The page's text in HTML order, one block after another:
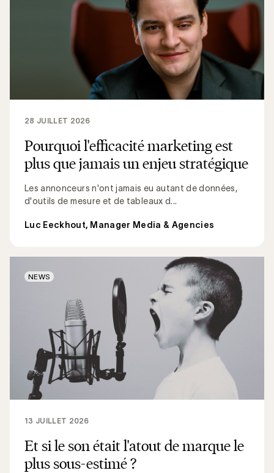
Pourquoi l'efficacité marketing est
plus que jamais un enjeu stratégique
Les annonceurs n'ont jamais eu autant de données,
d'outils de mesure et de tableaux d...
28 JUILLET 2026
Luc Eeckhout, Manager Media & Agencies
Et si le son était l'atout de marque le
plus sous-estimé ?
13 JUILLET 2026
NEWS